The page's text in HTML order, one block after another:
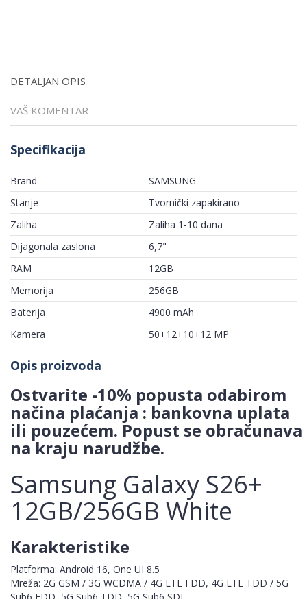
DETALJAN OPIS
VAŠ KOMENTAR
Specifikacija
Brand
SAMSUNG
Stanje
Tvornički zapakirano
Zaliha
Zaliha 1-10 dana
Dijagonala zaslona
6,7"
RAM
12GB
Memorija
256GB
Baterija
4900 mAh
Kamera
50+12+10+12 MP
Opis proizvoda
Ostvarite -10% popusta odabirom
načina plaćanja : bankovna uplata
ili pouzećem. Popust se obračunava
na kraju narudžbe.
Samsung Galaxy S26+
12GB/256GB White
Karakteristike
Platforma: Android 16, One UI 8.5
Mreža: 2G GSM / 3G WCDMA / 4G LTE FDD, 4G LTE TDD / 5G